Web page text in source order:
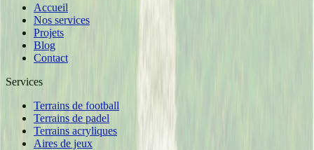
Accueil
Nos services
Projets
Blog
Contact
Services
Terrains de football
Terrains de padel
Terrains acryliques
Aires de jeux